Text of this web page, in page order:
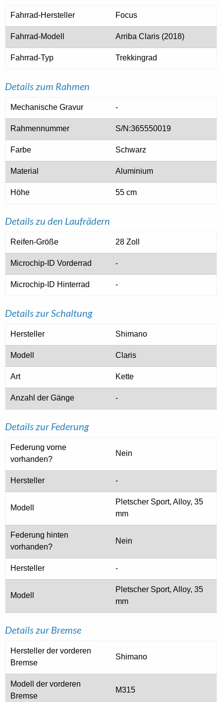
Fahrrad-Hersteller Focus
Fahrrad-Modell Arriba Claris (2018)
Fahrrad-Typ Trekkingrad
Details zum Rahmen
Mechanische Gravur -
Rahmennummer S/N:365550019
Farbe Schwarz
Material Aluminium
Höhe 55 cm
Details zu den Laufrädern
Reifen-Größe 28 Zoll
Microchip-ID Vorderrad -
Microchip-ID Hinterrad -
Details zur Schaltung
Hersteller Shimano
Modell Claris
Art Kette
Anzahl der Gänge -
Details zur Federung
Federung vorne
vorhanden?
Nein
Hersteller -
Modell
Pletscher Sport, Alloy, 35
mm
Federung hinten
vorhanden?
Nein
Hersteller -
Modell
Pletscher Sport, Alloy, 35
mm
Details zur Bremse
Hersteller der vorderen
Bremse
Shimano
Modell der vorderen
Bremse
M315